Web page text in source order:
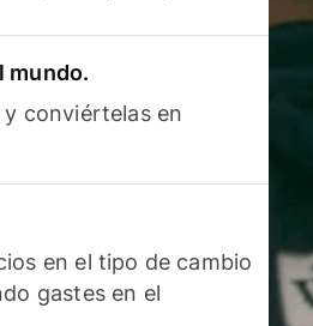
mundo.
conviértelas en
en el tipo de cambio
gastes en el